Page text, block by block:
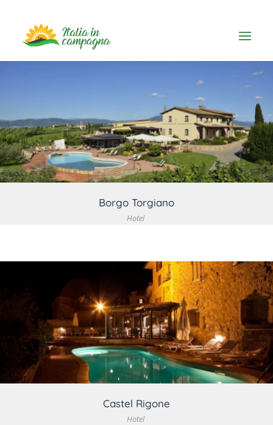
VEDI DETTAGLIO
Borgo Torgiano
Hotel
VEDI DETTAGLIO
Castel Rigone
Hotel